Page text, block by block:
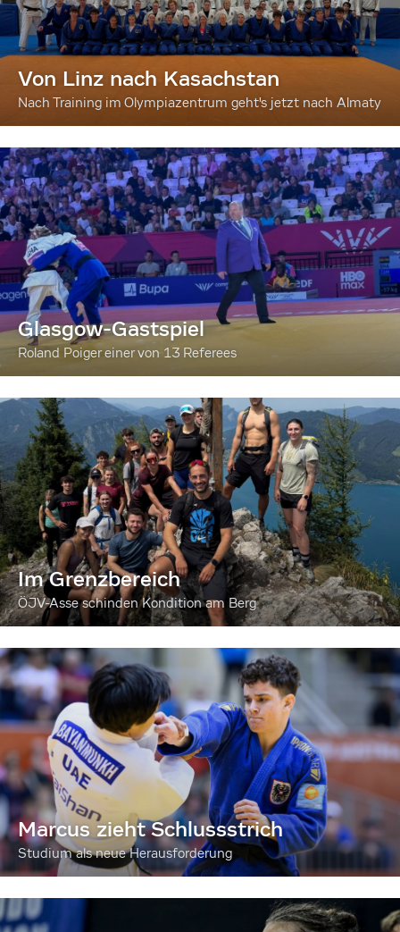
Von Linz nach Kasachstan
Nach Training im Olympiazentrum geht's jetzt nach Almaty
Glasgow-Gastspiel
Roland Poiger einer von 13 Referees
Im Grenzbereich
ÖJV-Asse schinden Kondition am Berg
Marcus zieht Schlussstrich
Studium als neue Herausforderung